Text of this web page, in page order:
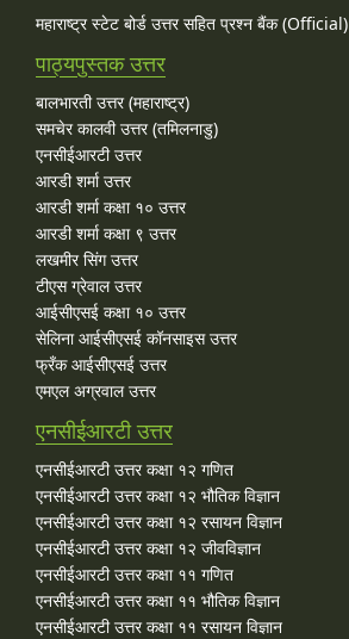
महाराष्ट्र स्टेट बोर्ड उत्तर सहित प्रश्न बैंक (Official)
पाठ्यपुस्तक उत्तर
बालभारती उत्तर (महाराष्ट्र)
समचेर कालवी उत्तर (तमिलनाडु)
एनसीईआरटी उत्तर
आरडी शर्मा उत्तर
आरडी शर्मा कक्षा १० उत्तर
आरडी शर्मा कक्षा ९ उत्तर
लखमीर सिंग उत्तर
टीएस ग्रेवाल उत्तर
आईसीएसई कक्षा १० उत्तर
सेलिना आईसीएसई कॉनसाइस उत्तर
फ्रँक आईसीएसई उत्तर
एमएल अग्रवाल उत्तर
एनसीईआरटी उत्तर
एनसीईआरटी उत्तर कक्षा १२ गणित
एनसीईआरटी उत्तर कक्षा १२ भौतिक विज्ञान
एनसीईआरटी उत्तर कक्षा १२ रसायन विज्ञान
एनसीईआरटी उत्तर कक्षा १२ जीवविज्ञान
एनसीईआरटी उत्तर कक्षा ११ गणित
एनसीईआरटी उत्तर कक्षा ११ भौतिक विज्ञान
एनसीईआरटी उत्तर कक्षा ११ रसायन विज्ञान